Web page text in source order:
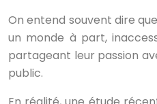
On entend souvent dire
un monde à part,
partageant leur passion
public.